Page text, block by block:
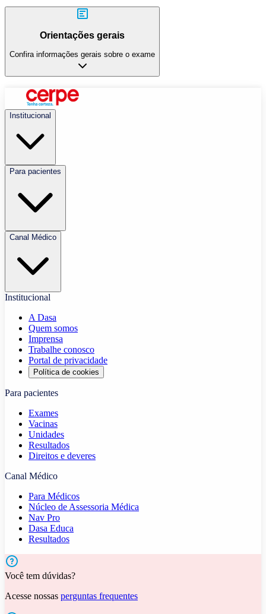
Orientações gerais
Confira informações gerais sobre o exame
Institucional
Para pacientes
Canal Médico
Institucional
A Dasa
Quem somos
Imprensa
Trabalhe conosco
Portal de privacidade
Política de cookies
Para pacientes
Exames
Vacinas
Unidades
Resultados
Direitos e deveres
Canal Médico
Para Médicos
Núcleo de Assessoria Médica
Nav Pro
Dasa Educa
Resultados
Você tem dúvidas?
Acesse nossas perguntas frequentes